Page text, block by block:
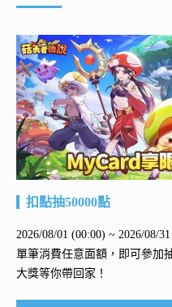
扣點抽50000點
2026/08/01 (00:00) ~ 2026/08/
單筆消費任意面額，即可參加
大獎等你帶回家！